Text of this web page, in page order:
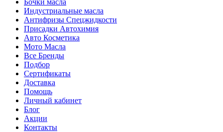
Бочки масла
Индустриальные масла
Антифризы Спецжидкости
Присадки Автохимия
Авто Косметика
Мото Масла
Все Бренды
Подбор
Сертификаты
Доставка
Помощь
Личный кабинет
Блог
Акции
Контакты